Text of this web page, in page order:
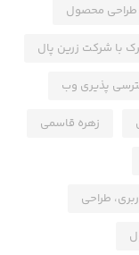
محصول
با شرکت زرین پال
پذیری وب
زهره قاسمی
طراحی